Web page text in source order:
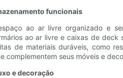
funcionais
ao ar livre organizado e
ao ar livre e caixas de
de materiais duráveis, como
complementem seus móveis e
e decoração